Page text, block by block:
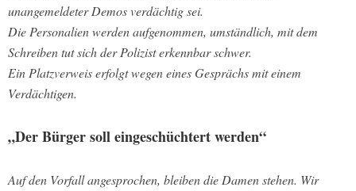
unangemeldeter Demos verdächtig sei.
Die Personalien werden aufgenommen, umständlich, mit dem
Schreiben tut sich der Polizist erkennbar schwer.
Ein Platzverweis erfolgt wegen eines Gesprächs mit einem
Verdächtigen.
„Der Bürger soll eingeschüchtert werden“
Auf den Vorfall angesprochen, bleiben die Damen stehen. Wir